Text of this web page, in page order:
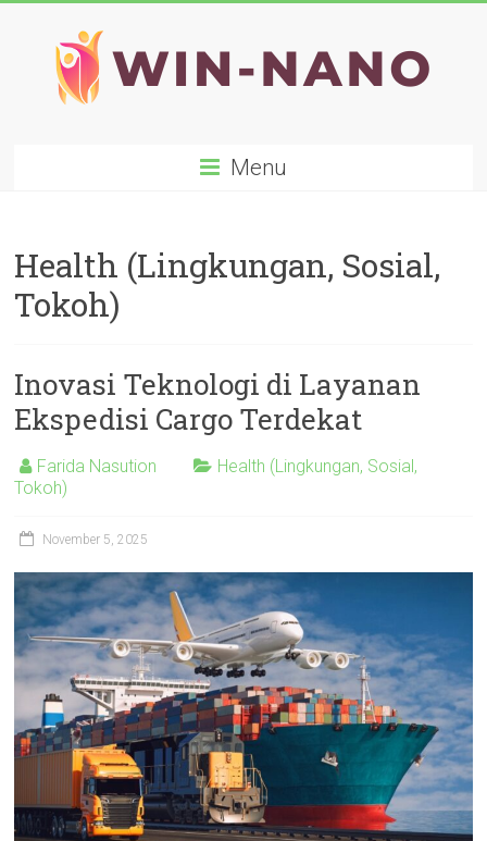
content
Menu
Health (Lingkungan, Sosial,
Tokoh)
Inovasi Teknologi di Layanan
Ekspedisi Cargo Terdekat
Farida Nasution
Health (Lingkungan, Sosial,
Tokoh)
November 5, 2025